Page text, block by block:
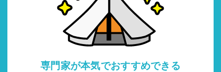
専門家が本気でおすすめできる